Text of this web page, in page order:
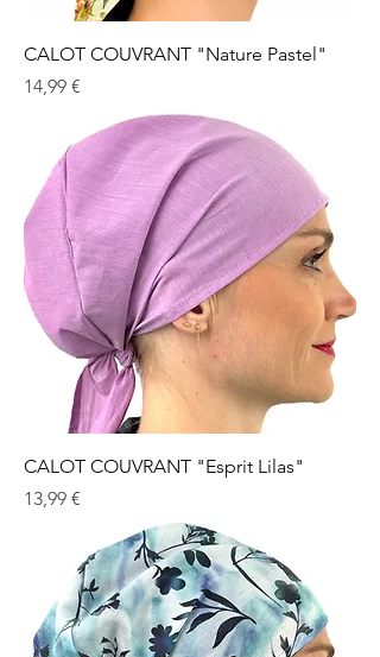
CALOT COUVRANT "Nature Pastel"
Prix
14,99 €
CALOT COUVRANT "Esprit Lilas"
Prix
13,99 €